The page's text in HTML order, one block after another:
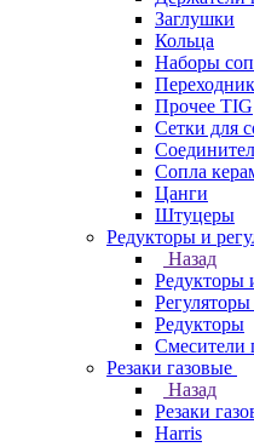
Заглушки
Кольца
Наборы
Прочее TIG
Сетки для
Сопла
Цанги
Штуцеры
Редукторы и
Назад
Редукторы
Регуляторы
Редукторы
Смесители
Резаки газовые
Назад
Резаки
Harris